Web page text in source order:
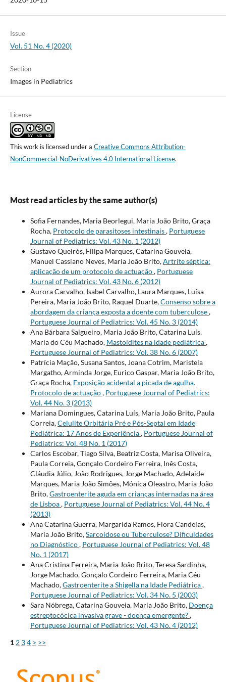
Issue
Vol. 51 No. 4 (2020)
Section
Images in Pediatrics
License
This work is licensed under a Creative Commons Attribution-
NonCommercial-NoDerivatives 4.0 International License.
Most read articles by the same author(s)
Sofia Fernandes, Maria Beorlegui, Maria João Brito, Graça
Rocha, Protocolo de parasitoses intestinais, Portuguese
Journal of Pediatrics: Vol. 43 No. 1 (2012)
Gustavo Queirós, Filipa Marques, Catarina Gouveia,
Manuel Cassiano Neves, Maria João Brito,Artrite séptica:
aplicação de um protocolo de actuação, Portuguese
Journal of Pediatrics: Vol. 43 No. 6 (2012)
Aurora Carvalho, Isabel Carvalho, Laura Marques, Luísa
Pereira, Maria João Brito, Raquel Duarte,Consenso sobre a
abordagem da criança exposta a doente com tuberculose,
Portuguese Journal of Pediatrics: Vol. 45 No. 3 (2014)
Ana Bárbara Salgueiro, Maria João Brito, Catarina Luís,
Maria do Céu Machado, Mastoidites na idade pediátrica,
Portuguese Journal of Pediatrics: Vol. 38 No. 6 (2007)
Patrícia Mação, Susana Santos, Joana Cotrim, Maristela
Margatho, Arminda Jorge, Eurico Gaspar, Maria João Brito,
Graça Rocha, Exposição acidental a picada de agulha.
Protocolo de actuação, Portuguese Journal of Pediatrics:
Vol. 44 No. 3 (2013)
Mariana Domingues, Catarina Luís, Maria João Brito, Paula
Correia,Celulite Orbitária Pré e Pós-Septal em Idade
Pediátrica: 17 Anos de Experiência, Portuguese Journal of
Pediatrics: Vol. 48 No. 1 (2017)
Carlos Escobar, Tiago Silva, Beatriz Costa, Marisa Oliveira,
Paula Correia, Gonçalo Cordeiro Ferreira, Inês Costa,
Cláudia Júlio, João Rodrigues, Jorge Machado, Adelaide
Marques, Maria João Simões, Mónica Oleastro, Maria João
Brito,Gastroenterite aguda em crianças internadas na área
de Lisboa, Portuguese Journal of Pediatrics: Vol. 44 No. 4
(2013)
Ana Catarina Guerra, Margarida Ramos, Flora Candeias,
Maria João Brito,Sarcoidose ou Tuberculose? Dificuldades
no Diagnóstico, Portuguese Journal of Pediatrics: Vol. 48
No. 1 (2017)
Ana Cristina Ferreira, Maria João Brito, Teresa Sardinha,
Jorge Machado, Gonçalo Cordeiro Ferreira, Maria Céu
Machado,Gastroenterite a Shigella na Idade Pediátrica,
Portuguese Journal of Pediatrics: Vol. 34 No. 5 (2003)
Sara Nóbrega, Catarina Gouveia, Maria João Brito, Doença
estreptocócica invasiva grave - doença emergente?,
Portuguese Journal of Pediatrics: Vol. 43 No. 4 (2012)
1 2 34 > >>